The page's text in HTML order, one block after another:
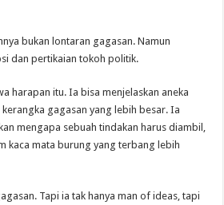
bukan lontaran gagasan. Namun
dan pertikaian tokoh politik.
harapan itu. Ia bisa menjelaskan aneka
gagasan yang lebih besar. Ia
mengapa sebuah tindakan harus diambil,
kaca mata burung yang terbang lebih
Tapi ia tak hanya man of ideas, tapi